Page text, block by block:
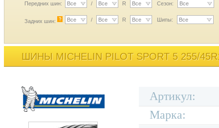
Передних шин: Все / Все R Все Сезон: Все
Задних шин: ? Все / Все R Все Шипы: Все
ШИНЫ MICHELIN PILOT SPORT 5 255/
Артикул:
Марка: